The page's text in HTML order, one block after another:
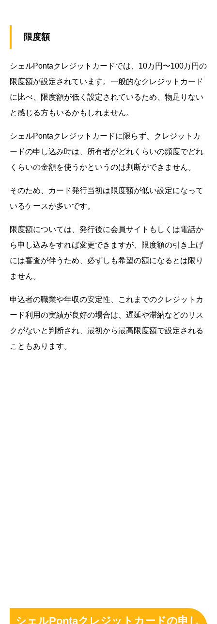
限度額
シェルPontaクレジットカードでは、10万円〜100万円の
限度額が設定されています。一般的なクレジットカード
に比べ、限度額が低く設定されているため、物足りない
と感じる方もいるかもしれません。
シェルPontaクレジットカードに限らず、クレジットカ
ードの申し込み時は、所有者がどれくらいの頻度でどれ
くらいの金額を使うかというのは判断ができません。
そのため、カード発行当初は限度額が低い設定になって
いるケースが多いです。
限度額については、発行後に会員サイトもしくは電話か
ら申し込みをすれば変更できますが、限度額の引き上げ
には審査が伴うため、必ずしも希望の額になるとは限り
ません。
申込者の職業や年収の安定性、これまでのクレジットカ
ード利用の実績が良好の場合は、遅延や滞納などのリス
クがないと判断され、最初から最高限度額で設定される
こともあります。
シェルPontaクレジットカードの申し